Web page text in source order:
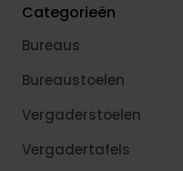
Categorieën
Bureaus
Bureaustoelen
Vergaderstoelen
Vergadertafels